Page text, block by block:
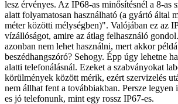
lesz érvényes. Az IP68-as minősítésnél a 8-as
alatt folyamatosan használható (a gyártó által
méter közötti mélységben)". Valójában ez az
vízállóságot, amire az átlag felhasználó
azonban nem lehet használni, mert akkor
beszédhangszóró? Sehogy. Épp úgy lehetne
alatti telefonálásnál. Ezeket a szabványokat
körülmények között mérik, ezért szervizelés
nem állhat fent a továbbiakban. Persze
es jó telefonunk, mint egy rossz IP67-es.